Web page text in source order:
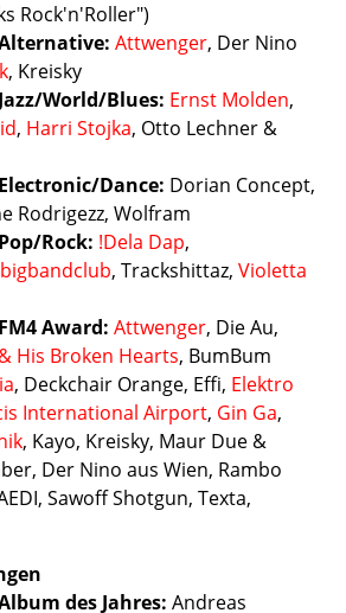
Rock'n'Roller")
Attwenger, Der Nino
, Kreisky
World/Blues: Ernst Molden,
, Harri Stojka, Otto Lechner &
Dance: Dorian Concept,
Rodrigezz, Wolfram
Pop/Rock: !Dela Dap,
, Trackshittaz, Violetta
Award: Attwenger, Die Au,
His Broken Hearts, BumBum
, Deckchair Orange, Effi, Elektro
International Airport, Gin Ga,
, Kayo, Kreisky, Maur Due &
Der Nino aus Wien, Rambo
Sawoff Shotgun, Texta,
des Jahres: Andreas